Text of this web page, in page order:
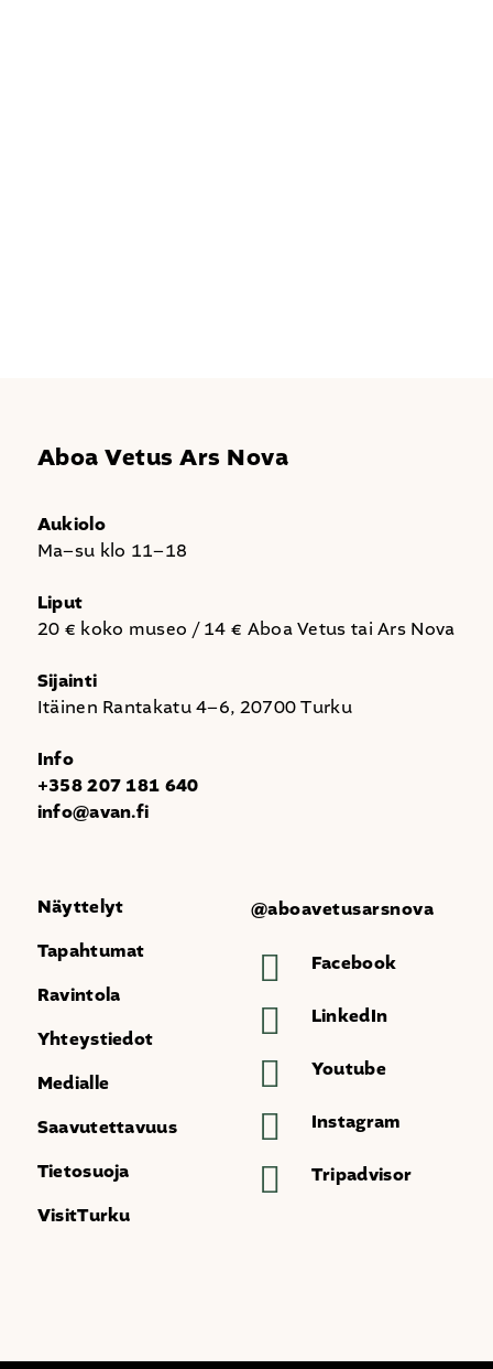
Aboa Vetus Ars Nova
Aukiolo
Ma–su klo 11–18
Liput
20 € koko museo / 14 € Aboa Vetus tai Ars Nova
Sijainti
Itäinen Rantakatu 4–6, 20700 Turku
Info
+358 207 181 640
info@avan.fi
Näyttelyt
Tapahtumat
Ravintola
Yhteystiedot
Medialle
Saavutettavuus
Tietosuoja
VisitTurku
@aboavetusarsnova
Facebook
LinkedIn
Youtube
Instagram
Tripadvisor